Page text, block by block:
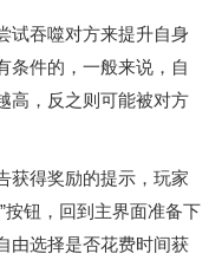
试吞噬对方来提升自身
条件的，一般来说，自
高，反之则可能被对方
获得奖励的提示，玩家
按钮，回到主界面准备下
由选择是否花费时间获